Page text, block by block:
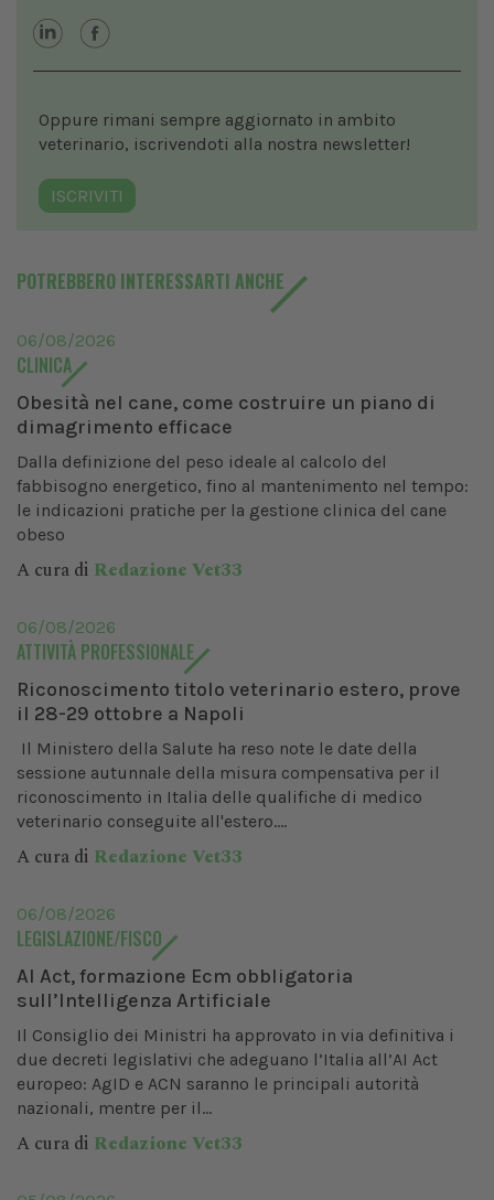
Oppure rimani sempre aggiornato in ambito
veterinario, iscrivendoti alla nostra newsletter!
ISCRIVITI
POTREBBERO INTERESSARTI ANCHE
06/08/2026
CLINICA
Obesità nel cane, come costruire un piano di
dimagrimento efficace
Dalla definizione del peso ideale al calcolo del
fabbisogno energetico, fino al mantenimento nel tempo:
le indicazioni pratiche per la gestione clinica del cane
obeso
A cura di Redazione Vet33
06/08/2026
ATTIVITÀ PROFESSIONALE
Riconoscimento titolo veterinario estero, prove
il 28-29 ottobre a Napoli
Il Ministero della Salute ha reso note le date della
sessione autunnale della misura compensativa per il
riconoscimento in Italia delle qualifiche di medico
veterinario conseguite all'estero....
A cura di Redazione Vet33
06/08/2026
LEGISLAZIONE/FISCO
AI Act, formazione Ecm obbligatoria
sull’Intelligenza Artificiale
Il Consiglio dei Ministri ha approvato in via definitiva i
due decreti legislativi che adeguano l’Italia all’AI Act
europeo: AgID e ACN saranno le principali autorità
nazionali, mentre per il...
A cura di Redazione Vet33